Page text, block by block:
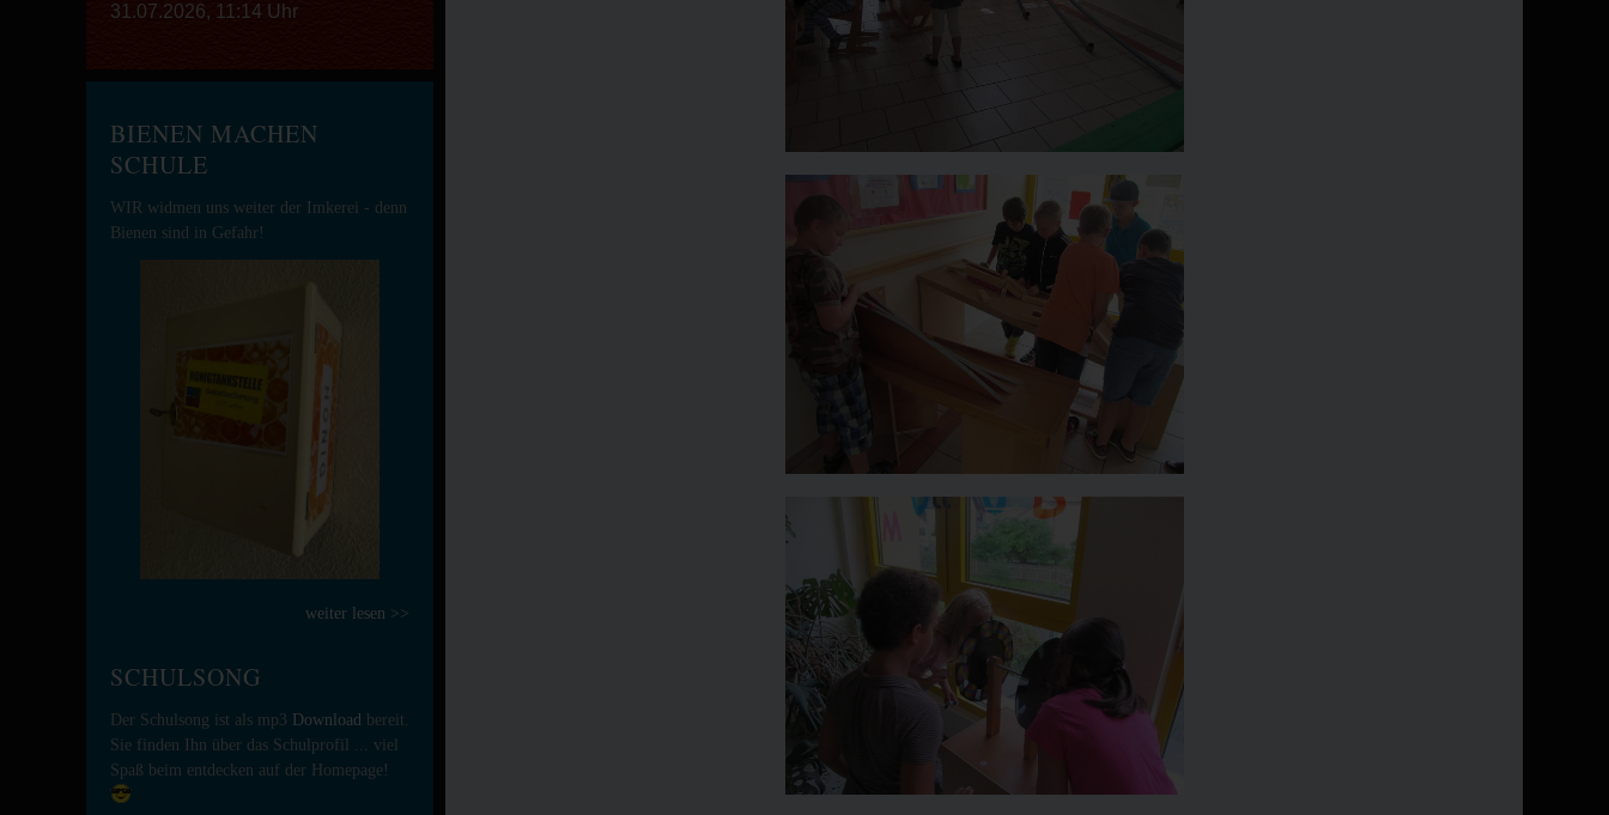
31.07.2026, 11:14 Uhr
BIENEN MACHEN
SCHULE
WIR widmen uns weiter der Imkerei - denn
Bienen sind in Gefahr!
weiter lesen >>
SCHULSONG
Der Schulsong ist als mp3 Download bereit.
Sie finden Ihn über das Schulprofil ... viel
Spaß beim entdecken auf der Homepage!